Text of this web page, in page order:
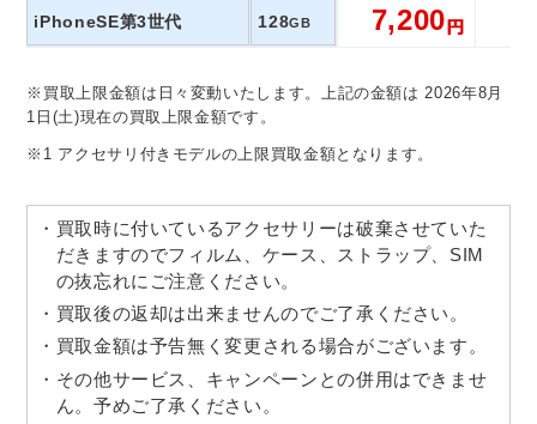
iPhoneSE第3世代 128GB 7,200
※買取上限金額は日々変動いたします。上記の金額は 2026年8月
1日(土)現在の買取上限金額です。
※1 アクセサリ付きモデルの上限買取金額となります。
買取時に付いているアクセサリーは破棄させていた
だきますのでフィルム、ケース、ストラップ、SIM
の抜忘れにご注意ください。
買取後の返却は出来ませんのでご了承ください。
買取金額は予告無く変更される場合がございます。
その他サービス、キャンペーンとの併用はできませ
ん。予めご了承ください。